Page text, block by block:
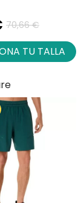
70,66 €
TU TALLA